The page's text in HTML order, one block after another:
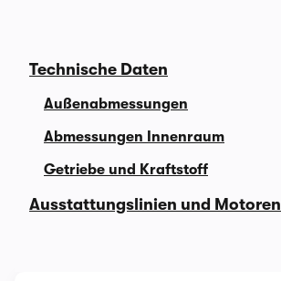
Technische Daten
Außenabmessungen
Abmessungen Innenraum
Getriebe und Kraftstoff
Ausstattungslinien und Motoren